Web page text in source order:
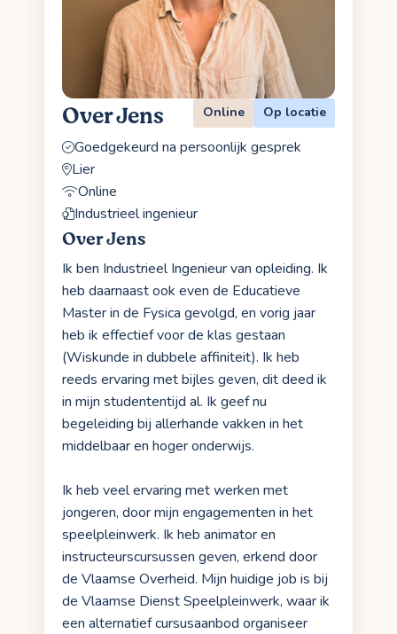
Over Jens Online Op locatie
Goedgekeurd na persoonlijk gesprek
Lier
Online
Industrieel ingenieur
Over Jens
Ik ben Industrieel Ingenieur van opleiding. Ik
heb daarnaast ook even de Educatieve
Master in de Fysica gevolgd, en vorig jaar
heb ik effectief voor de klas gestaan
(Wiskunde in dubbele affiniteit). Ik heb
reeds ervaring met bijles geven, dit deed ik
in mijn studententijd al. Ik geef nu
begeleiding bij allerhande vakken in het
middelbaar en hoger onderwijs.
Ik heb veel ervaring met werken met
jongeren, door mijn engagementen in het
speelpleinwerk. Ik heb animator en
instructeurscursussen geven, erkend door
de Vlaamse Overheid. Mijn huidige job is bij
de Vlaamse Dienst Speelpleinwerk, waar ik
een alternatief cursusaanbod organiseer